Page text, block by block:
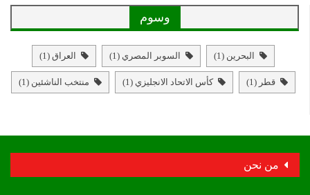
وسوم
البحرين (1) السوبر المصري (1) العراق (1)
قطر (1) كأس الاتحاد الانجليزي (1) منتخب الناشئين (1)
من نحن